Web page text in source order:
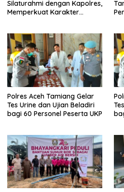
Silaturahmi dengan Kapolres,
Memperkuat Karakter
Polres Aceh Tamiang Gelar
Tes Urine dan Ujian Beladiri
bagi 60 Personel Peserta UKP